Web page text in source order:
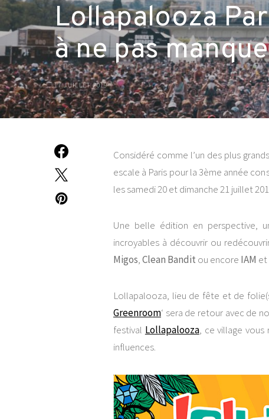
Lollapalooza
à ne pas
17 JUILLET 2019
Considéré comme l’un des plus
escale à Paris pour la 3ème année
les samedi 20 et dimanche 21 juillet
Une belle édition en perspective,
incroyables à découvrir ou
Migos,Clean Bandit ou encore IAM et
Lollapalooza, lieu de fête et de
Greenroom‘ sera de retour avec de
festival Lollapalooza, ce village vous
influences.